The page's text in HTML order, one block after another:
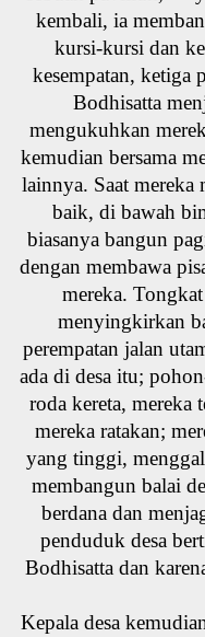
kembali, ia
kursi-kursi dan
kesempatan,
Bodhisatta
mengukuhkan
kemudian bersama
lainnya. Saat mereka
baik, di bawah
biasanya bangun
dengan membawa
mereka.
menyingkirkan
perempatan jalan
ada di desa itu;
roda kereta, mereka
mereka ratakan;
yang tinggi,
membangun balai
berdana dan
penduduk desa
Bodhisatta dan
Kepala desa